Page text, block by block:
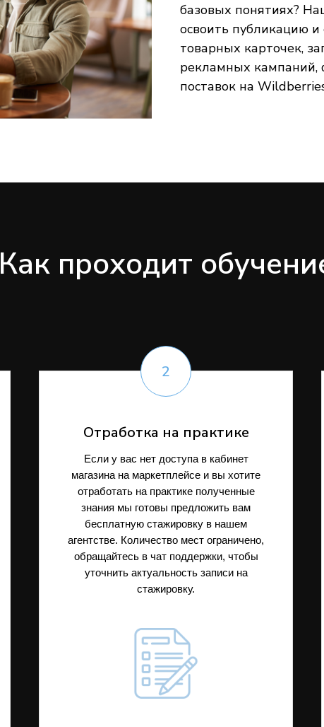
базовых понятиях?
освоить публикацию
товарных карточек,
рекламных
поставок на
Как проходит
Отработка на практике
Если у вас нет доступа в кабинет
магазина на маркетплейсе и вы хотите
отработать на практике полученные
знания мы готовы предложить вам
бесплатную стажировку в нашем
агентстве. Количество мест ограничено,
обращайтесь в чат поддержки, чтобы
уточнить актуальность записи на
стажировку.